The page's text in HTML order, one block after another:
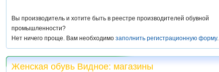
Вы производитель и хотите быть в реестре производителей обувной
промышленности?
Нет ничего проще. Вам необходимо заполнить регистрационную форму.
Женская обувь Видное: магазины